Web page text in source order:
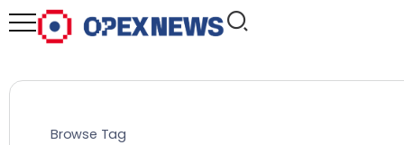
Browse Tag